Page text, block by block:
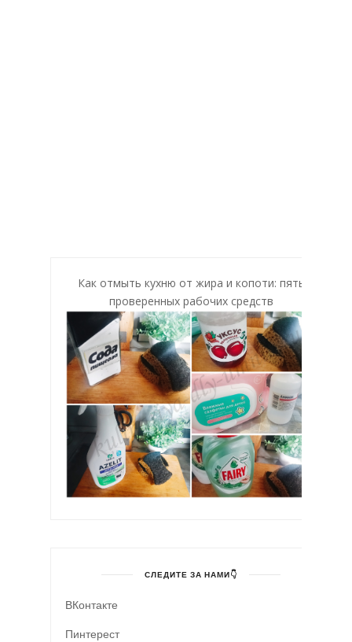
Как отмыть кухню от жира и копоти: пять
проверенных рабочих средств
СЛЕДИТЕ ЗА НАМИ👇
ВКонтакте
Пинтерест